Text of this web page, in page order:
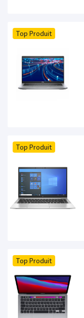
Top Produit
Top Produit
Top Produit